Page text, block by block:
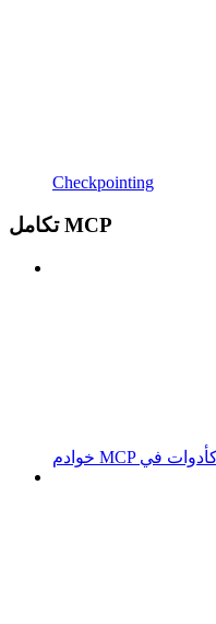
Checkpointing
تكامل MCP